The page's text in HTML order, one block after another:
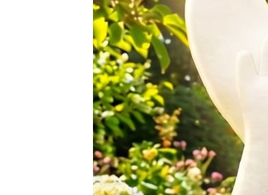
[속보] 노원서 40.1도 관측…서울, 2018년 이후
[속보]종합특검, '계엄 수용공간 확보' 신용해
외신들도 주목한 韓축구 파문…"국민적 공분에
11시간 압수수색에 성접대 파문까지…'쑥대밭'
[속보]규제합리화위원회 부위원장에 김태유
[속보]국힘 윤리위, '돌려차기 발언' 진종오·서
[속보] 7월 중국 수출 23.9%↑ 수입
[속보]'채상병 순직 책임' 임성근, 항소심도 징역
[속보]종합특검, '관저이전 봐주기 감사' 유병호
민주 콩고 에볼라환자 4천명 돌파, 4053명 발생